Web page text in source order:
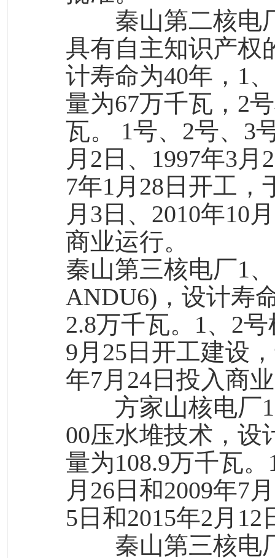
秦山第二核电
具有自主知识产权
计寿命为40年，1
量为67万千瓦，2
瓦。 1号、2号、3
月2日、1997年3月
7年1月28日开工，
月3日、2010年10
商业运行。
秦山第三核电厂1
ANDU6)，设计寿
2.8万千瓦。1、2
9月25日开工建设
年7月24日投入商
方家山核电厂
00压水堆技术，设
量为108.9万千瓦
月26日和2009年7
5日和2015年2月
秦山第三核电